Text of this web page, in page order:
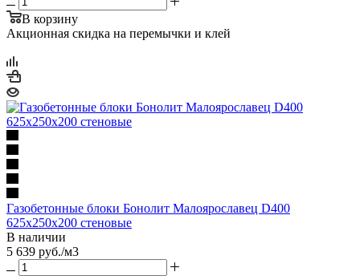
В корзину
Акционная скидка на перемычки и клей
Газобетонные блоки Бонолит Малоярославец D400
625х250х200 стеновые
В наличии
5 639 руб./м3